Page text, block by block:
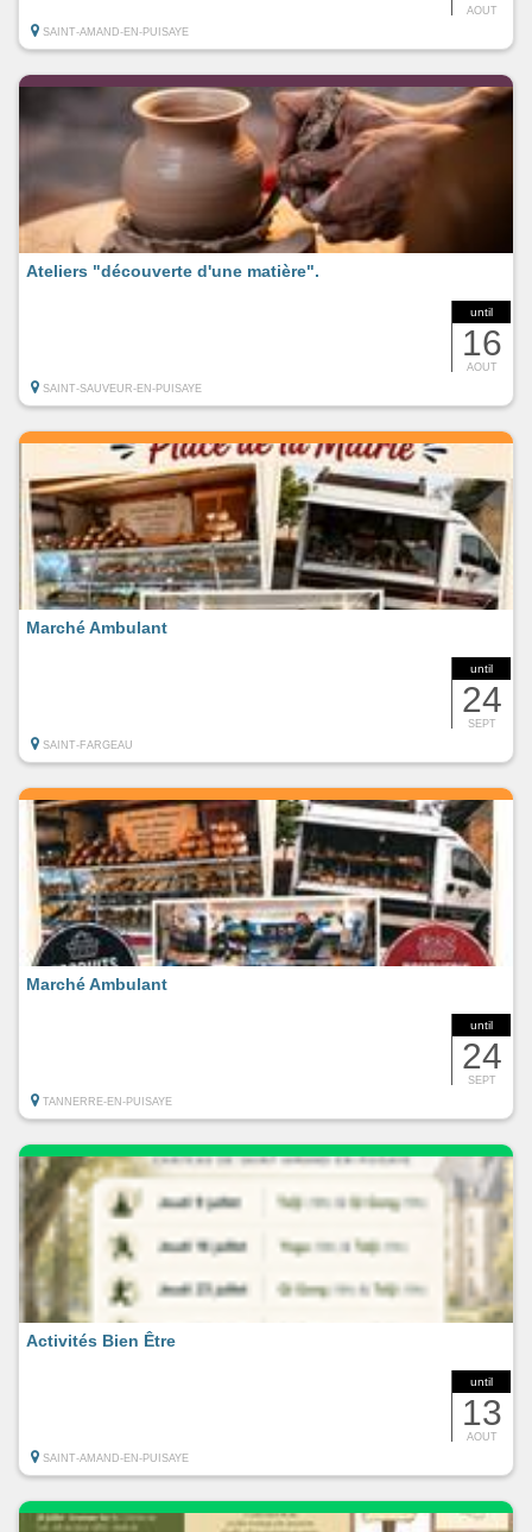
AOUT
SAINT-AMAND-EN-PUISAYE
until
16
AOUT
Ateliers "découverte d'une matière".
SAINT-SAUVEUR-EN-PUISAYE
until
24
SEPT
Marché Ambulant
SAINT-FARGEAU
until
24
SEPT
Marché Ambulant
TANNERRE-EN-PUISAYE
until
13
AOUT
Activités Bien Être
SAINT-AMAND-EN-PUISAYE